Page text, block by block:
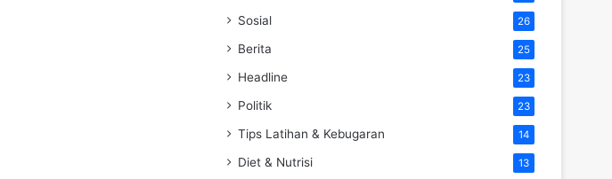
Sosial 26
Berita 25
Headline 23
Politik 23
Tips Latihan & Kebugaran 14
Diet & Nutrisi 13